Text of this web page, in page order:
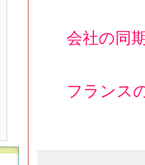
会社の同
フランス